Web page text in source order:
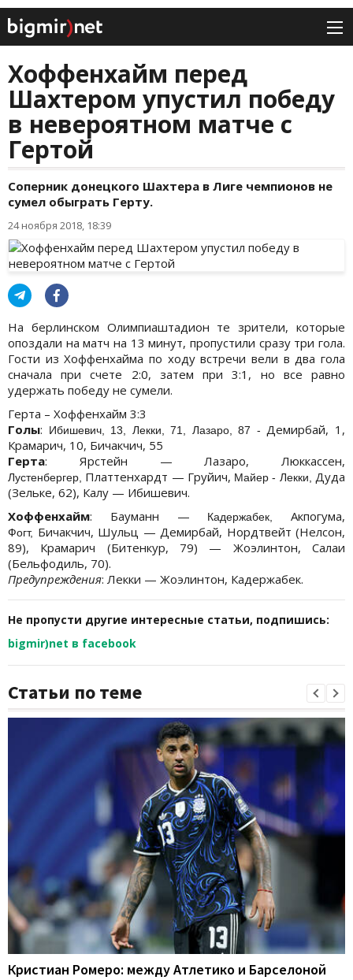
Хоффенхайм перед
Шахтером упустил победу
в невероятном матче с
Гертой
Соперник донецкого Шахтера в Лиге чемпионов не
сумел обыграть Герту.
24 ноября 2018, 18:39
На берлинском Олимпиаштадион те зрители, которые
опоздали на матч на 13 минут, пропустили сразу три гола.
Гости из Хоффенхайма по ходу встречи вели в два гола
сначала при счете 2:0, затем при 3:1, но все равно
удержать победу не сумели.
Герта – Хоффенхайм 3:3
Голы: Ибишевич, 13, Лекки, 71, Лазаро, 87 -Демирбай, 1,
Крамарич, 10, Бичакчич, 55
Герта: Ярстейн — Лазаро, Люккассен,
Лустенбергер, Платтенхардт — Груйич, Майер - Лекки,Дуда
(Зельке, 62), Калу — Ибишевич.
Хоффенхайм: Бауманн — Кадержабек, Акпогума,
Фогт, Бичакчич, Шульц — Демирбай, Нордтвейт (Нелсон,
89), Крамарич (Битенкур, 79) — Жоэлинтон, Салаи
(Бельфодиль, 70).
Предупреждения: Лекки — Жоэлинтон, Кадержабек.
Не пропусти другие интересные статьи, подпишись:
bigmir)net в facebook
Статьи по теме
Кристиан Ромеро: между Атлетико и Барселоной